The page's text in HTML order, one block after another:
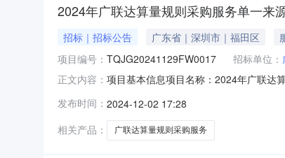
2024年广联达算量规则采购服务单一来
招标｜招标公告 广东省｜深圳市｜福田区
项目编号： TQJG20241129FW0017 招标单位：
正文内容： 项目基本信息项目名称：2024年广联达
工采购人联系电话：18579823827标段/
发布时间： 2024-12-02 17:28
相关产品：
广联达算量规则采购服务